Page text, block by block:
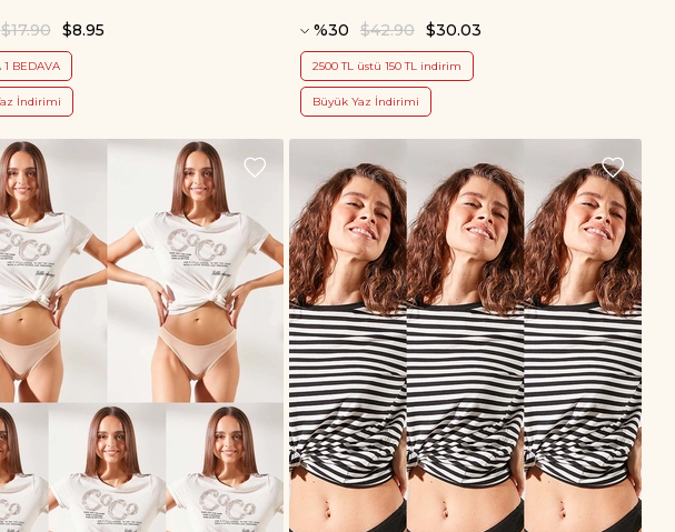
$8.95
$17.90
1 BEDAVA
İndirimi
%30 $30.03
$42.90
2500 TL üstü 150 TL indirim
Büyük Yaz İndirimi